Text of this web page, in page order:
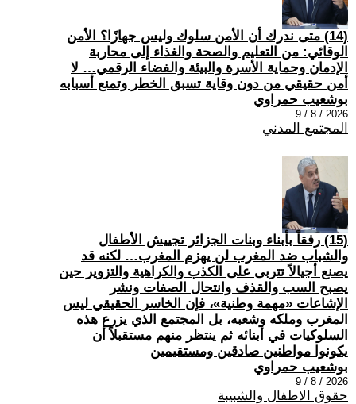
(14) متى ندرك أن الأمن سلوك وليس جهازًا؟ الأمن
الوقائي: من التعليم والصحة والغذاء إلى محاربة
الإدمان وحماية الأسرة والبيئة والفضاء الرقمي… لا
أمن حقيقي من دون وقاية تسبق الخطر وتمنع أسبابه
بوشعيب حمراوي
2026 / 8 / 9
المجتمع المدني
(15) رفقاً بأبناء وبنات الجزائر تجييش الأطفال
والشباب ضد المغرب لن يهزم المغرب… لكنه قد
يصنع أجيالاً تتربى على الكذب والكراهية والتزوير حين
يصبح السب والقذف وانتحال الصفات ونشر
الإشاعات «مهمة وطنية»، فإن الخاسر الحقيقي ليس
المغرب وملكه وشعبه، بل المجتمع الذي يزرع هذه
السلوكيات في أبنائه ثم ينتظر منهم مستقبلاً أن
يكونوا مواطنين صادقين ومستقيمين
بوشعيب حمراوي
2026 / 8 / 9
حقوق الاطفال والشبيبة